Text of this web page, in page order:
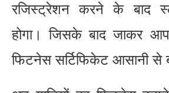
रजिस्ट्रेशन करने के बाद
होगा। जिसके बाद जाकर
फिटनेस सर्टिफिकेट आसानी से